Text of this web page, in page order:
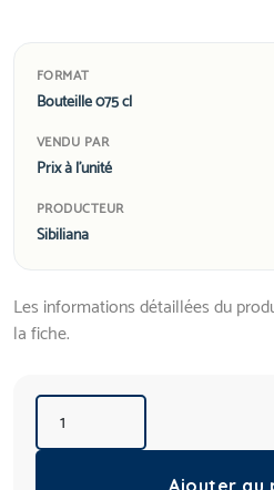
FORMAT
Bouteille 075 cl
VENDU PAR
Prix à l'unité
PRODUCTEUR
Sibiliana
Les informations détaillées du
la fiche.
Ajouter au